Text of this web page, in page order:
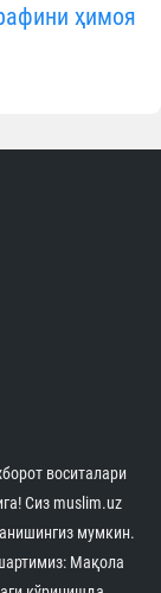
ҳимоя
воситалари
Сиз muslim.uz
мумкин.
Мақола